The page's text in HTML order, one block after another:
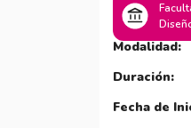
Modalidad:
Duración:
Fecha de